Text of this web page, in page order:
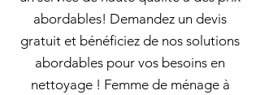
abordables! Demandez un devis
gratuit et bénéficiez de nos solutions
abordables pour vos besoins en
nettoyage ! Femme de ménage à